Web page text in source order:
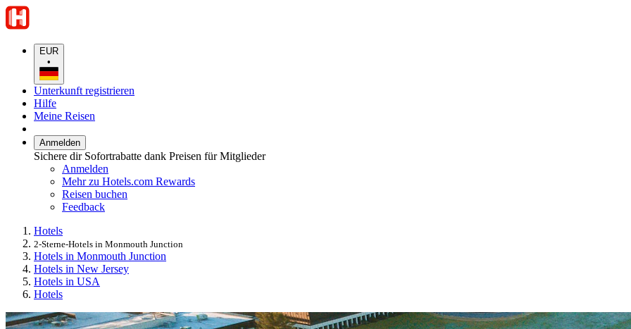
EUR
•
Unterkunft registrieren
Hilfe
Meine Reisen
Anmelden
Sichere dir Sofortrabatte dank Preisen für Mitglieder
Anmelden
Mehr zu Hotels.com Rewards
Reisen buchen
Feedback
Hotels
2-Sterne-Hotels in Monmouth Junction
Hotels in Monmouth Junction
Hotels in New Jersey
Hotels in USA
Hotels